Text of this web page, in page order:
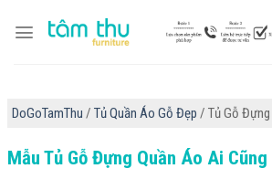
DoGoTamThu / Tủ Quần Áo Gỗ Đẹp / Tủ Gỗ
Mẫu Tủ Gỗ Đựng Quần Áo Ai